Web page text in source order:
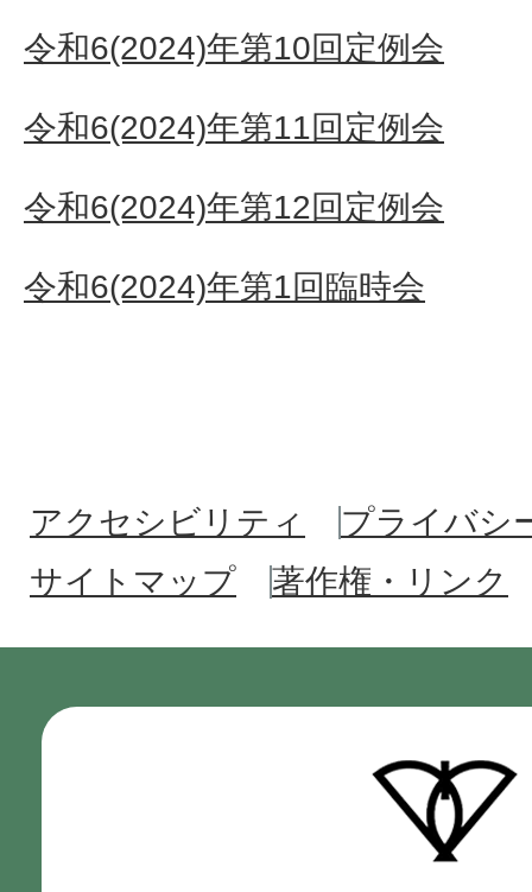
令和6(2024)年第10回定例会
令和6(2024)年第11回定例会
令和6(2024)年第12回定例会
令和6(2024)年第1回臨時会
アクセシビリティ
プライバシ
サイトマップ
著作権・リンク